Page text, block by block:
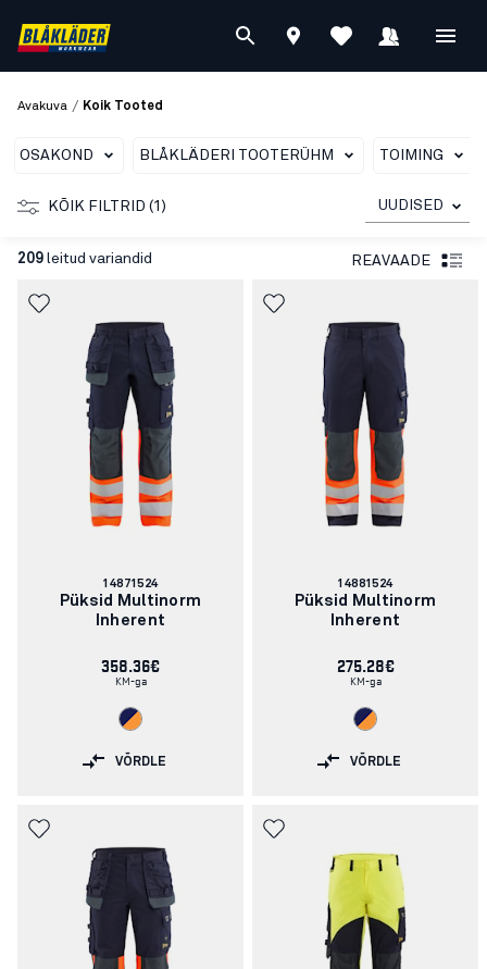
Avakuva / Koik Tooted
OSAKOND BLÅKLÄDERI TOOTERÜHM TOIMING
KÕIK FILTRID (1) UUDISED
209 leitud variandid REAVAADE
Artikli
number:
14871524
Püksid Multinorm
Inherent
358.36€
KM-ga
VÕRDLE
Artikli
number:
14881524
Püksid Multinorm
Inherent
275.28€
KM-ga
VÕRDLE